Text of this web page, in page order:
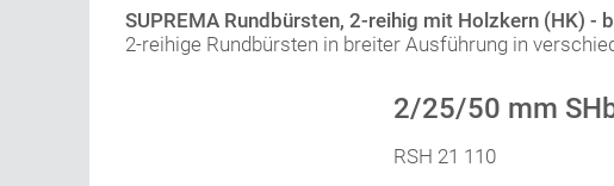
SUPREMA Rundbürsten, 2-reihig mit Holzkern (HK) -
2-reihige Rundbürsten in breiter Ausführung in
2/25/50 mm
RSH 21 110